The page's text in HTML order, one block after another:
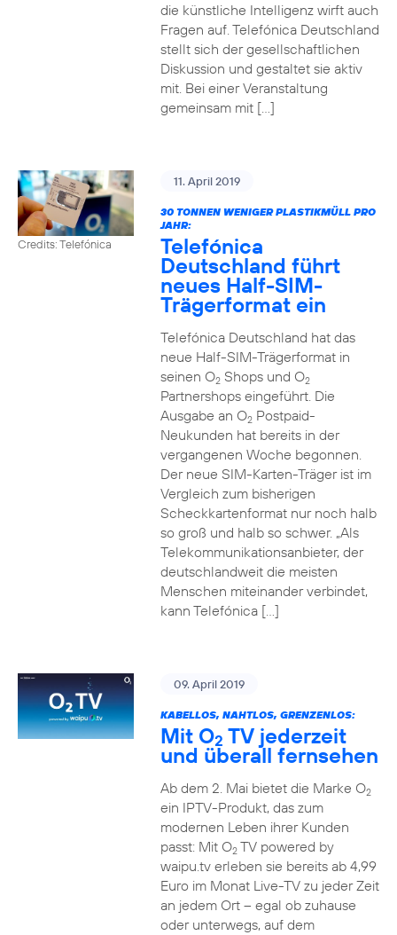
die künstliche Intelligenz wirft auch
Fragen auf. Telefónica Deutschland
stellt sich der gesellschaftlichen
Diskussion und gestaltet sie aktiv
mit. Bei einer Veranstaltung
gemeinsam mit […]
Credits: Telefónica
11. April 2019
30 TONNEN WENIGER PLASTIKMÜLL PRO
JAHR:
Telefónica
Deutschland führt
neues Half-SIM-
Trägerformat ein
Telefónica Deutschland hat das
neue Half-SIM-Trägerformat in
seinen O2Shops und O2
Partnershops eingeführt. Die
Ausgabe an O2Postpaid-
Neukunden hat bereits in der
vergangenen Woche begonnen.
Der neue SIM-Karten-Träger ist im
Vergleich zum bisherigen
Scheckkartenformat nur noch halb
so groß und halb so schwer. „Als
Telekommunikationsanbieter, der
deutschlandweit die meisten
Menschen miteinander verbindet,
kann Telefónica […]
09. April 2019
KABELLOS, NAHTLOS, GRENZENLOS:
Mit O2 TV jederzeit
und überall fernsehen
Ab dem 2. Mai bietet die Marke O2
ein IPTV-Produkt, das zum
modernen Leben ihrer Kunden
passt: Mit O2TV powered by
waipu.tv erleben sie bereits ab 4,99
Euro im Monat Live-TV zu jeder Zeit
an jedem Ort – egal ob zuhause
oder unterwegs, auf dem